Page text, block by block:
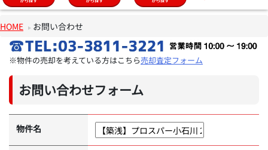
HOME お問い合わせ
※物件の売却を考えている方はこちら売却査定フォーム
お問い合わせフォーム
物件名